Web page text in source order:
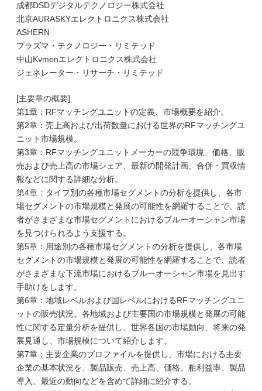
成都DSDデジタルテクノロジー株式会社
北京AURASKYエレクトロニクス株式会社
ASHERN
プラズマ・テクノロジー・リミテッド
中山Kvmenエレクトロニクス株式会社
ジェネレーター・リサーチ・リミテッド
[主要章の概要]
第1章：RFマッチングユニットの定義、市場概要を紹介。
第2章：売上高および出荷数量における世界のRFマッチングユ
ニット市場規模。
第3章：RFマッチングユニットメーカーの競争環境、価格、販
売および売上高の市場シェア、最新の開発計画、合併・買収情
報などに関する詳細な分析。
第4章：タイプ別の各種市場セグメントの分析を提供し、各市
場セグメントの市場規模と発展の可能性を網羅することで、読
者がさまざまな市場セグメントにおけるブルーオーシャン市場
を見つけられるよう支援する。
第5章：用途別の各種市場セグメントの分析を提供し、各市場
セグメントの市場規模と発展の可能性を網羅することで、読者
がさまざまな下流市場におけるブルーオーシャン市場を見出す
手助けをします。
第6章：地域レベルおよび国レベルにおけるRFマッチングユニ
ットの販売状況。各地域および主要国の市場規模と発展の可能
性に関する定量分析を提供し、世界各国の市場動向、将来の発
展見通し、市場規模について紹介します。
第7章：主要企業のプロファイルを提供し、市場における主要
企業の基本状況を、製品販売、売上高、価格、粗利益率、製品
導入、最近の動向などを含めて詳細に紹介する。